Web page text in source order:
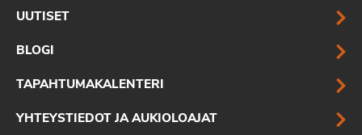
UUTISET
BLOGI
TAPAHTUMAKALENTERI
YHTEYSTIEDOT JA AUKIOLOAJAT